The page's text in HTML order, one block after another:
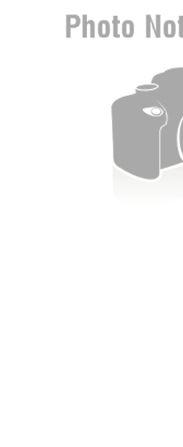
Kogus:
Eemalda kõik pildid tellimusest
Miinimum tellimus on 1.60 €